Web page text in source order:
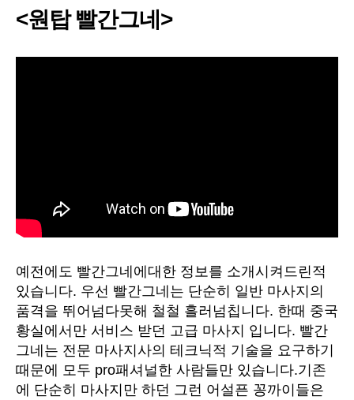
<원탑 빨간그네>
예전에도 빨간그네에대한 정보를 소개시켜드린적
있습니다. 우선 빨간그네는 단순히 일반 마사지의
품격을 뛰어넘다못해 철철 흘러넘칩니다. 한때 중국
황실에서만 서비스 받던 고급 마사지 입니다. 빨간
그네는 전문 마사지사의 테크닉적 기술을 요구하기
때문에 모두 pro패셔널한 사람들만 있습니다.기존
에 단순히 마사지만 하던 그런 어설픈 꽁까이들은